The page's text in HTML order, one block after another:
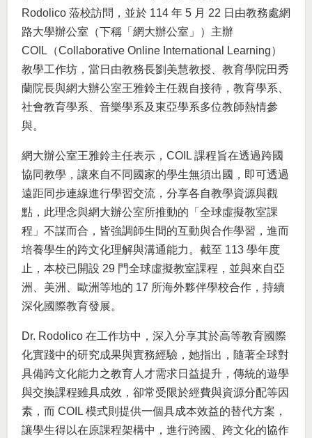
Rodolico 蒞校訪問，並於 114 年 5 月 22 日由教務處網
路大學辦公室（下稱「網大辦公室」）主辦
COIL（Collaborative Online International Learning）
教學工作坊，當日由教務長劉美慧教授、教育學院田秀
蘭院長與網大辦公室王雅鈴主任親自接待，教育學系、
社會教育學系、音樂學系及東亞學系多位教師熱情參
與。
網大辦公室王雅鈴主任表示，COIL 課程旨在透過跨國
協同教學，讓來自不同國家的學生無須出國，即可透過
遠距同步連線進行學習交流，分享各自教學資源與觀
點，此理念與網大辦公室所推動的「全球虛擬教室課
程」不謀而合，皆強調師生間的互動與合作學習，進而
培養學生的跨文化理解與溝通能力。截至 113 學年度
止，本校已開設 29 門全球虛擬教室課程，並與來自亞
洲、美洲、歐洲等地的 17 所海外夥伴學校合作，持續
深化國際教育發展。
Dr. Rodolico 在工作坊中，深入分享其於高等教育國際
化實踐中的研究成果與實務經驗，她指出，隨著全球對
具備跨文化能力之教育人才需求日益提升，傳統的遊學
與交換課程雖具成效，卻常受限於經費與資源分配等因
素，而 COIL 模式則提供一個具成本效益的替代方案，
讓學生得以在原課程架構中，進行跨國、跨文化的協作